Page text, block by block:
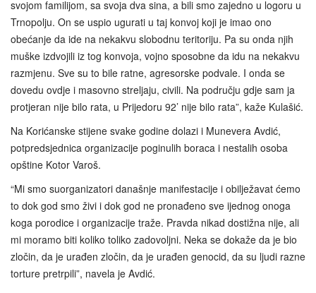
svojom familijom, sa svoja dva sina, a bili smo zajedno u logoru u
Trnopolju. On se uspio ugurati u taj konvoj koji je imao ono
obećanje da ide na nekakvu slobodnu teritoriju. Pa su onda njih
muške izdvojili iz tog konvoja, vojno sposobne da idu na nekakvu
razmjenu. Sve su to bile ratne, agresorske podvale. I onda se
dovedu ovdje i masovno streljaju, civili. Na području gdje sam ja
protjeran nije bilo rata, u Prijedoru 92’ nije bilo rata”, kaže Kulašić.
Na Korićanske stijene svake godine dolazi i Munevera Avdić,
potpredsjednica organizacije poginulih boraca i nestalih osoba
opštine Kotor Varoš.
“Mi smo suorganizatori današnje manifestacije i obilježavat ćemo
to dok god smo živi i dok god ne pronađeno sve ijednog onoga
koga porodice i organizacije traže. Pravda nikad dostižna nije, ali
mi moramo biti koliko toliko zadovoljni. Neka se dokaže da je bio
zločin, da je urađen zločin, da je urađen genocid, da su ljudi razne
torture pretrpili”, navela je Avdić.